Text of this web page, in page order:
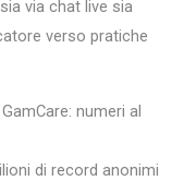
via chat live sia
verso pratiche
numeri al
di record anonimi